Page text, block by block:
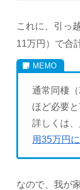
これに、引っ
11万円）で合
通常同棲
ほど必要と
詳しくは、
用35万円
なので、我が